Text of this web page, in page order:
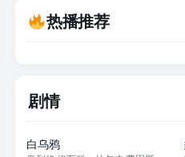
热播推荐
剧情
白乌鸦